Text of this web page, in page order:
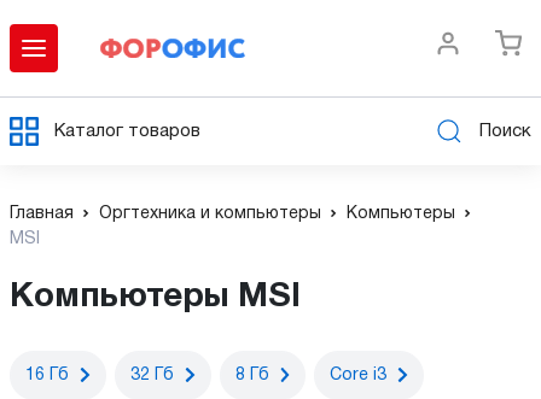
Каталог товаров Поиск
Главная Оргтехника и компьютеры
Компьютеры
MSI
Компьютеры MSI
16 Гб 32 Гб 8 Гб Core i3